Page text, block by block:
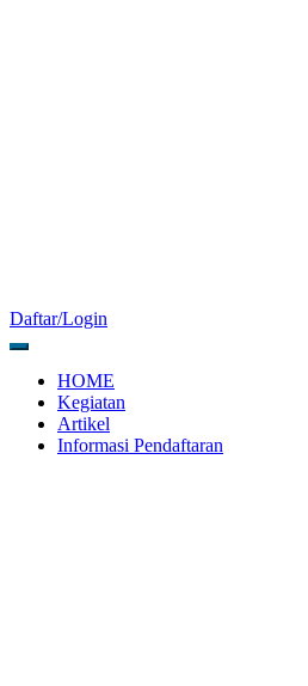
Daftar/Login
HOME
Kegiatan
Artikel
Informasi Pendaftaran